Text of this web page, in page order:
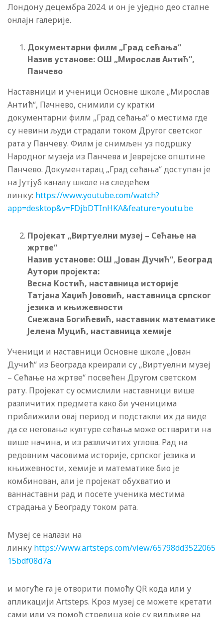
Лондону децембра 2024. и он је уједно део сталне
онлајн галерије.
Документарни филм „Град сећања“
Назив установе: ОШ „Мирослав Антић“,
Панчево
Наставници и ученици Основне школе „Мирослав
Антић“, Пачнево, снимили су кратки
документарни филм „Град сећања“ о местима где
су невини људи страдали током Другог светског
рата у Панчеву. Филм је снимљен уз подршку
Народног музеја из Панчева и Јеврејске општине
Панчево. Документарац „Град сећања“ доступан је
на Јутјуб каналу школе на следећем
линку: https://www.youtube.com/watch?
app=desktop&v=FDjbDTInHKA&feature=youtu.be
Пројекат „Виртуелни музеј – Сећање на
жртве“
Назив установе: ОШ „Јован Дучић“, Београд
Аутори пројекта:
Весна Костић, наставница историје
Татјана Хаџић Јововић, наставница српског
језика и књижевности
Снежана Богићевић, наставник математике
Јелена Муцић, наставница хемије
Ученици и наставници Основне школе „Јован
Дучић“ из Београда креирали су „Виртуелни музеј
– Сећање на жртве“ посвећен Другом светском
рату. Пројекат су осмислили наставници више
различитих предмета како би ученицима
приближили овај период и подстакли их да виде
да се неговање културе сећања може остварити на
више начина, и из различитих углова. Рад на
редовним часовима историје, српског језика и
књижевности, хемије и математике био је
комбинован, али је пројекат обухватио и
ваннаставни рад и посете ученика местима
страдања у Београду током рата.
Музеј се налази на
линку https://www.artsteps.com/view/65798dd3522065
15bdf08d7a
и могуће га је отворити помоћу QR кода или у
апликацији Artsteps. Кроз музеј се можете кретати
сами или уз помоћ стрелица које су видљиве на